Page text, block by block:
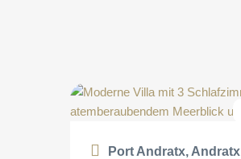
Port Andratx, Andratx